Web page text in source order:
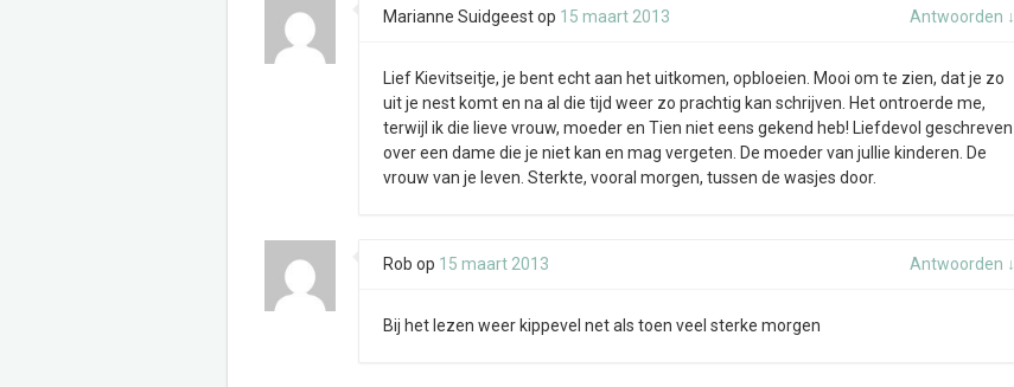
Marianne Suidgeestop 15 maart 2013 Antwoorden ↓
Lief Kievitseitje, je bent echt aan het uitkomen, opbloeien. Mooi om te zien, dat je zo
uit je nest komt en na al die tijd weer zo prachtig kan schrijven. Het ontroerde me,
terwijl ik die lieve vrouw, moeder en Tien niet eens gekend heb! Liefdevol geschreven
over een dame die je niet kan en mag vergeten. De moeder van jullie kinderen. De
vrouw van je leven. Sterkte, vooral morgen, tussen de wasjes door.
Rob op 15 maart 2013 Antwoorden ↓
Bij het lezen weer kippevel net als toen veel sterke morgen